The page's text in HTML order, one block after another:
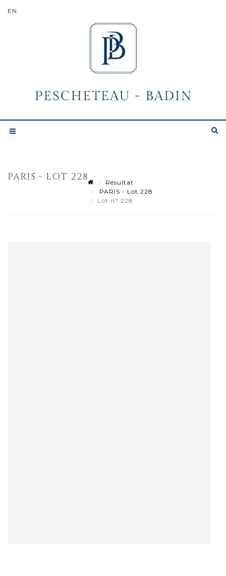
PARIS - LOT 228
Résultat
PARIS - Lot 228
Lot n° 228